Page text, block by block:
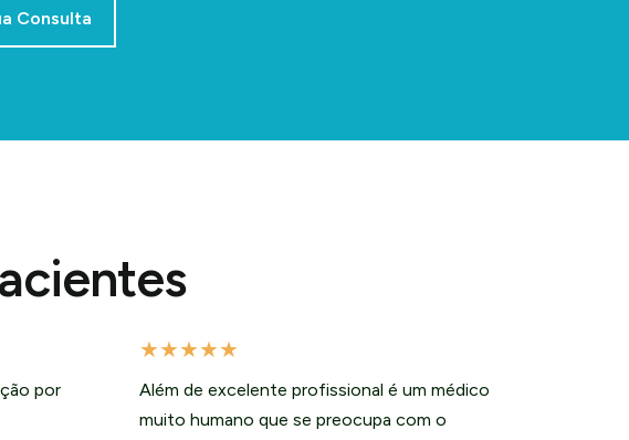
Consulta
por
★★★★★
Além de excelente profissional é um médico
muito humano que se preocupa com o